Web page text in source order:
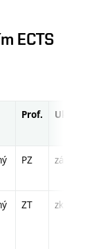
ECTS
Prof. Uk.
PZ zá
ZT zk